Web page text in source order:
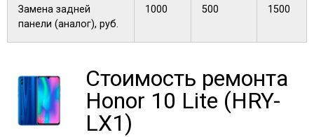
Замена задней
панели (аналог), руб.
1000 500 1500
Стоимость ремонта
Honor 10 Lite (HRY-
LX1)